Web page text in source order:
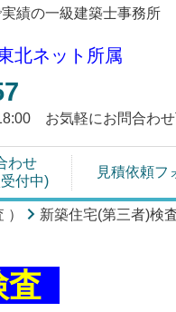
実績の一級建築士事務所
北ネット所属
お気軽にお問合わ
わせ
付中)
見積依頼フ
新築住宅(第三者)検
査